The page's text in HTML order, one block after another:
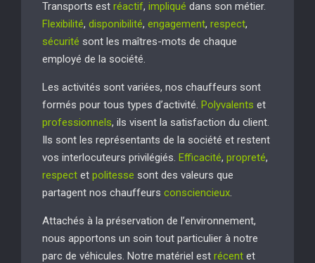
Transports est réactif, impliqué dans son métier.
Flexibilité, disponibilité, engagement, respect,
sécurité sont les maîtres-mots de chaque
employé de la société.
Les activités sont variées, nos chauffeurs sont
formés pour tous types d’activité. Polyvalents et
professionnels, ils visent la satisfaction du client.
Ils sont les représentants de la société et restent
vos interlocuteurs privilégiés. Efficacité, propreté,
respect et politesse sont des valeurs que
partagent nos chauffeurs consciencieux.
Attachés à la préservation de l’environnement,
nous apportons un soin tout particulier à notre
parc de véhicules. Notre matériel est récent et